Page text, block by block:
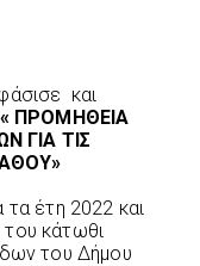
και
« ΠΡΟΜΗΘΕΙΑ
ΓΙΑ ΤΙΣ
έτη 2022 και
κάτωθι
του Δήμου